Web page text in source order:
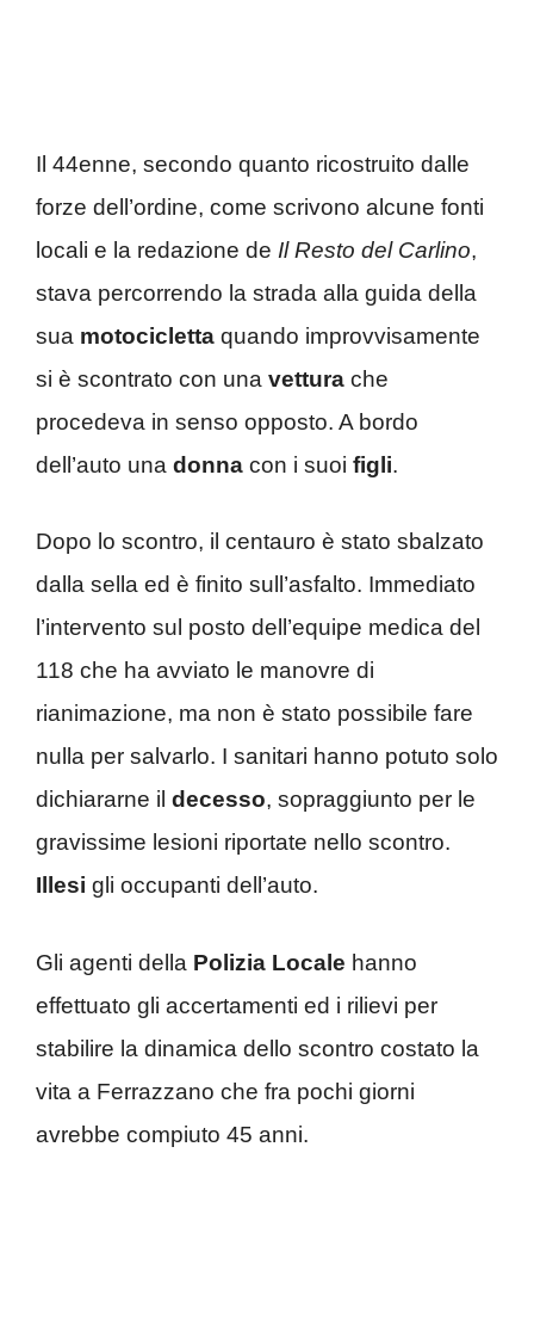
Il 44enne, secondo quanto ricostruito dalle
forze dell’ordine, come scrivono alcune fonti
locali e la redazione de Il Resto del Carlino,
stava percorrendo la strada alla guida della
sua motocicletta quando improvvisamente
si è scontrato con una vettura che
procedeva in senso opposto. A bordo
dell’auto una donna con i suoi figli.
Dopo lo scontro, il centauro è stato sbalzato
dalla sella ed è finito sull’asfalto. Immediato
l’intervento sul posto dell’equipe medica del
118 che ha avviato le manovre di
rianimazione, ma non è stato possibile fare
nulla per salvarlo. I sanitari hanno potuto solo
dichiararne il decesso, sopraggiunto per le
gravissime lesioni riportate nello scontro.
Illesi gli occupanti dell’auto.
Gli agenti della Polizia Locale hanno
effettuato gli accertamenti ed i rilievi per
stabilire la dinamica dello scontro costato la
vita a Ferrazzano che fra pochi giorni
avrebbe compiuto 45 anni.